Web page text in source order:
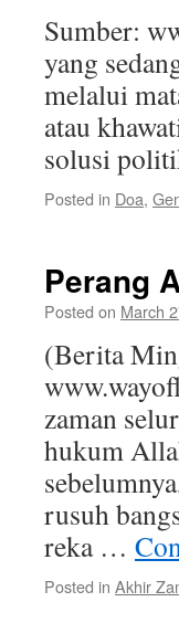
Sumber:
yang
melalui
atau
solusi
Posted in Doa,
Perang
Posted on March
(Berita
zaman
hukum
rusuh
reka …
Posted in Akhir